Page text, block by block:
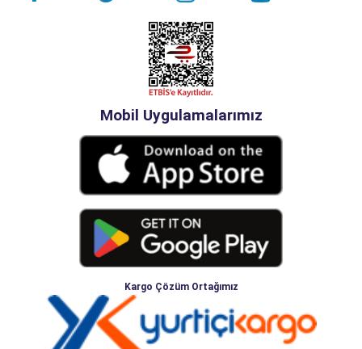
Mobil Uygulamalarımız
Kargo Çözüm Ortağımız